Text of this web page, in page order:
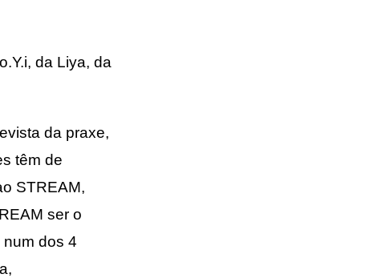
da Liya, da
da praxe,
têm de
STREAM,
ser o
dos 4